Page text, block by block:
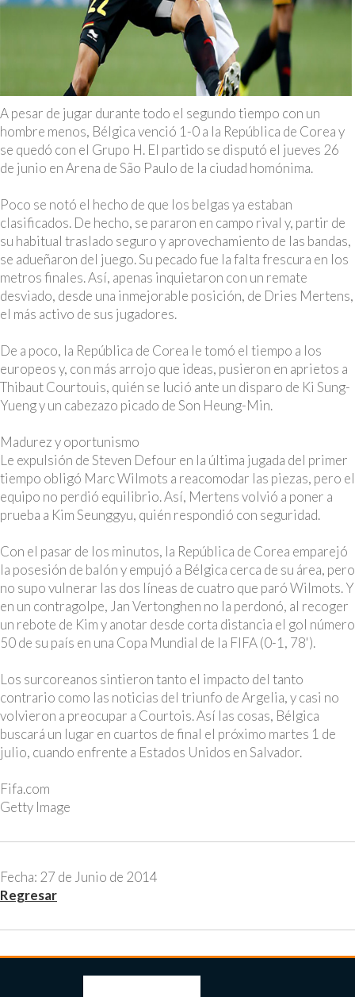
A pesar de jugar durante todo el segundo tiempo con un
hombre menos, Bélgica venció 1-0 a la República de Corea y
se quedó con el Grupo H. El partido se disputó el jueves 26
de junio en Arena de São Paulo de la ciudad homónima.
Poco se notó el hecho de que los belgas ya estaban
clasificados. De hecho, se pararon en campo rival y, partir de
su habitual traslado seguro y aprovechamiento de las bandas,
se adueñaron del juego. Su pecado fue la falta frescura en los
metros finales. Así, apenas inquietaron con un remate
desviado, desde una inmejorable posición, de Dries Mertens,
el más activo de sus jugadores.
De a poco, la República de Corea le tomó el tiempo a los
europeos y, con más arrojo que ideas, pusieron en aprietos a
Thibaut Courtouis, quién se lució ante un disparo de Ki Sung-
Yueng y un cabezazo picado de Son Heung-Min.
Madurez y oportunismo
Le expulsión de Steven Defour en la última jugada del primer
tiempo obligó Marc Wilmots a reacomodar las piezas, pero el
equipo no perdió equilibrio. Así, Mertens volvió a poner a
prueba a Kim Seunggyu, quién respondió con seguridad.
Con el pasar de los minutos, la República de Corea emparejó
la posesión de balón y empujó a Bélgica cerca de su área, pero
no supo vulnerar las dos líneas de cuatro que paró Wilmots. Y
en un contragolpe, Jan Vertonghen no la perdonó, al recoger
un rebote de Kim y anotar desde corta distancia el gol número
50 de su país en una Copa Mundial de la FIFA (0-1, 78').
Los surcoreanos sintieron tanto el impacto del tanto
contrario como las noticias del triunfo de Argelia, y casi no
volvieron a preocupar a Courtois. Así las cosas, Bélgica
buscará un lugar en cuartos de final el próximo martes 1 de
julio, cuando enfrente a Estados Unidos en Salvador.
Fifa.com
Getty Image
Fecha: 27 de Junio de 2014
Regresar